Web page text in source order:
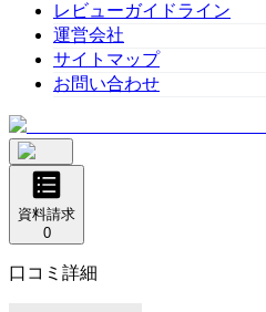
レビューガイドライン
運営会社
サイトマップ
お問い合わせ
資料請求
0
口コミ詳細